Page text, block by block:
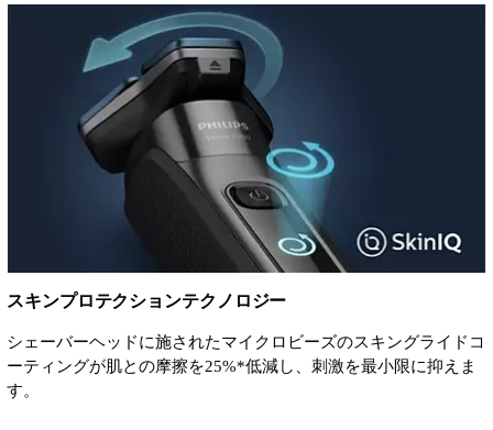
スキンプロテクションテクノロジー
シェーバーヘッドに施されたマイクロビーズのスキングライドコ
ーティングが肌との摩擦を25%*低減し、刺激を最小限に抑えま
す。